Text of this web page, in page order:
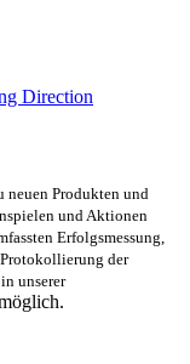
Direction
Produkten und
und Aktionen
Erfolgsmessung,
Protokollierung der
unserer